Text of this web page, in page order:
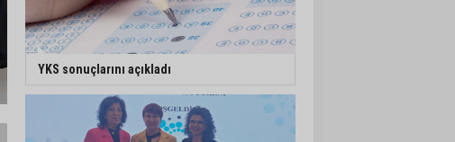
YKS sonuçlarını açıkladı